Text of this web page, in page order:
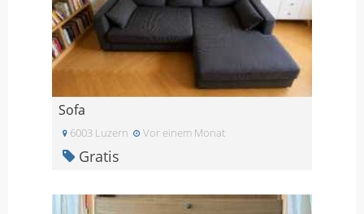
Sofa
6003 Luzern Vor einem Monat
Gratis